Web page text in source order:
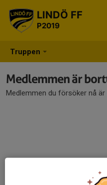
Truppen
LINDÖ FF
P2019
Medlemmen är
Medlemmen du försöker nå